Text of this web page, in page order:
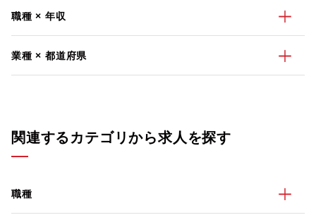
職種 × 年収
業種 × 都道府県
関連するカテゴリから求人を探す
職種